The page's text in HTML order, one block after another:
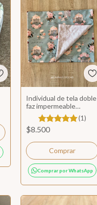
Individual de tela doble
faz impermeable
Orgullo y Prejuicio(1)
$8.500
Comprar por WhatsApp